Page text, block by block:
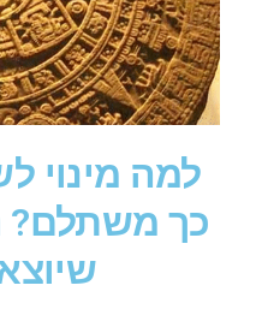
למה מינוי
כך משתלם?